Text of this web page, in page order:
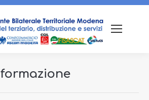
formazione